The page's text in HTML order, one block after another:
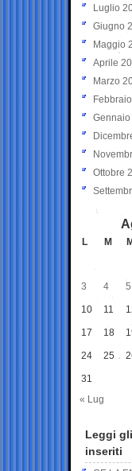
Luglio
Giugno
Maggio
Aprile
Marzo
Gennaio
Ottobre
L M M
3 4 5
10 11
17 18
24 25
31
« Lug
Leggi
inseriti